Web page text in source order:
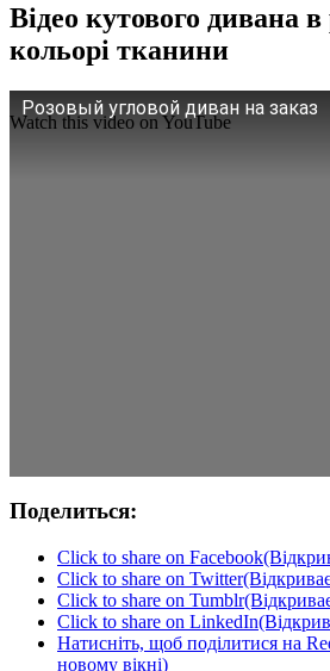
Відео кутового дивана
кольорі тканини
Розовый угловой диван на заказ
Watch this video on YouTube
Поделиться:
Click to share on
Click to share on
Click to share on
Click to share on
Натисніть, щоб поділитися на
новому вікні)